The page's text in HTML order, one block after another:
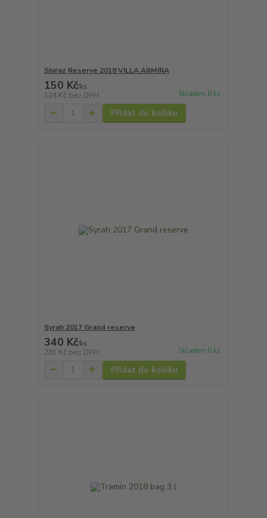
Shiraz Reserve 2018 VILLA ARMIRA
150 Kč/ks
124 Kč bez DPH Skladem 6 ks
Přidat do košíku
Syrah 2017 Grand reserve
340 Kč/ks
281 Kč bez DPH Skladem 6 ks
Přidat do košíku